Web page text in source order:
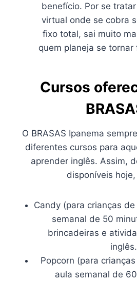
benefício. Por se
virtual onde se cobra
fixo total, sai muito
quem planeja se tornar
Cursos
O BRASAS Ipanema
diferentes cursos para
aprender inglês. Assim,
disponíveis
Candy (para crianças
semanal de 50
brincadeiras e
inglês.
Popcorn (para
aula semanal de